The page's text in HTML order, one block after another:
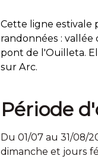
Cette ligne estivale
randonnées : vallée
pont de l'Ouilleta.
sur Arc.
Période
Du 01/07 au 31/08/
dimanche et jours